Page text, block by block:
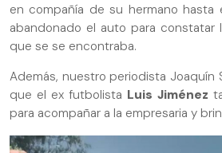
en compañía de su hermano hasta
abandonado el auto para constatar
que se se encontraba.
Además, nuestro periodista Joaquín
que el ex futbolista Luis Jiménez
para acompañar a la empresaria y